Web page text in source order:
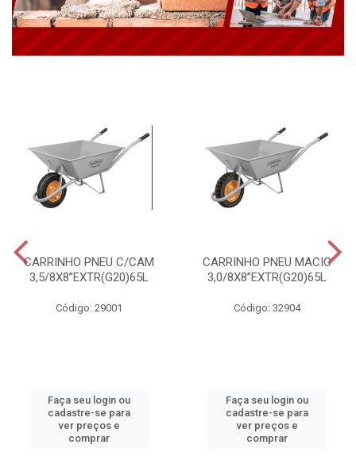
CARRINHO PNEU C/CAM
3,5/8X8”EXTR(G20)65L
Código: 29001
Faça seu login ou
cadastre-se para
ver preços e
comprar
CARRINHO PNEU MACIC
3,0/8X8”EXTR(G20)65L
Código: 32904
Faça seu login ou
cadastre-se para
ver preços e
comprar